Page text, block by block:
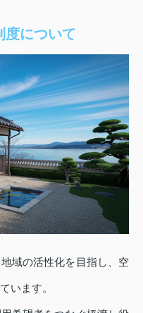
度について
域の活性化を目指し、空
います。